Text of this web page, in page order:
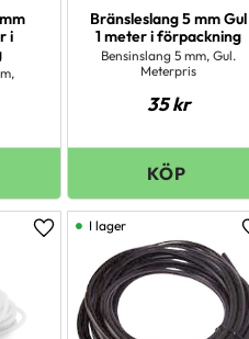
i
Bränsleslang 5 mm Gul
1 meter i förpackning
Bensinslang 5 mm, Gul.
Meterpris
35kr
Lägg till i favoriter
I lager